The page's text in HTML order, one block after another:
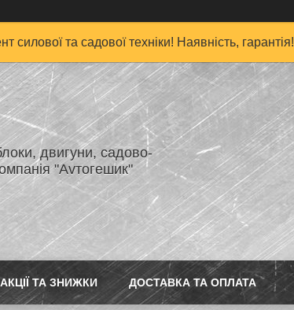
силової та садової техніки! Наявність, гарантія!
двигуни, садово-
"Аvтогешик"
АКЦІЇ ТА ЗНИЖКИ ДОСТАВКА ТА ОПЛАТА